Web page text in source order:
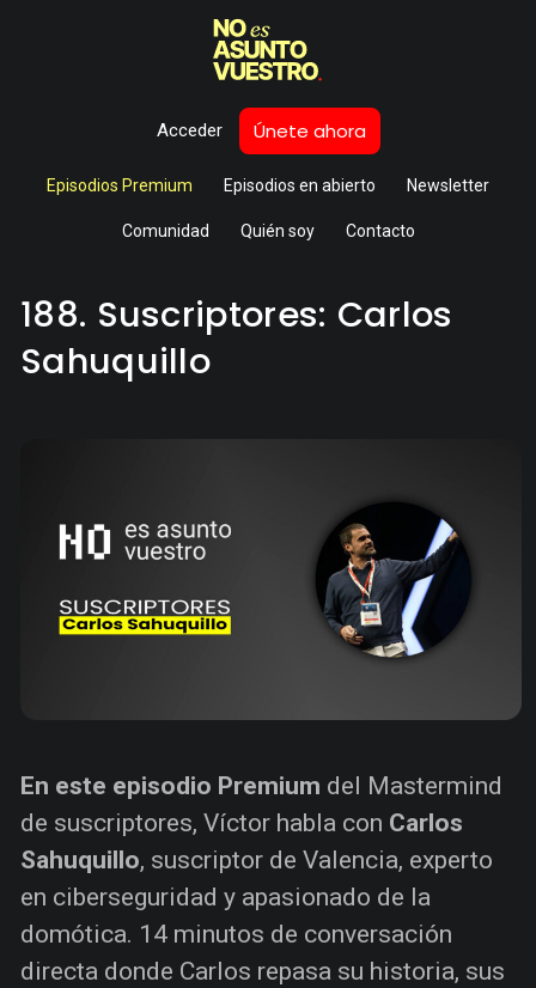
Acceder Únete ahora
Episodios Premium Episodios en abierto Newsletter
Comunidad Quién soy Contacto
188. Suscriptores: Carlos
Sahuquillo
En este episodio Premium del Mastermind
de suscriptores, Víctor habla con Carlos
Sahuquillo, suscriptor de Valencia, experto
en ciberseguridad y apasionado de la
domótica. 14 minutos de conversación
directa donde Carlos repasa su historia, sus